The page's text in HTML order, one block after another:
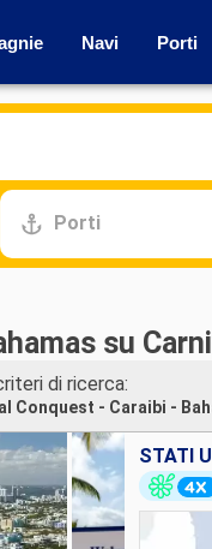
Navi Porti
Porti
su
di ricerca:
Conquest - Caraibi -
STATI